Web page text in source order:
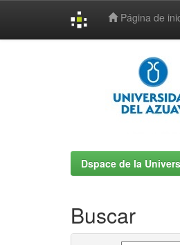
Página de
Dspace de la
Buscar